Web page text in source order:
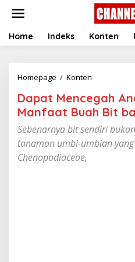
t
Home Indeks Konten
Homepage / Konten
p
a
t
M
e
Dapat Mencegah
Manfaat Buah Bit
Sebenarnya bit sendiri
tanaman umbi-umbian
Chenopodiaceae,